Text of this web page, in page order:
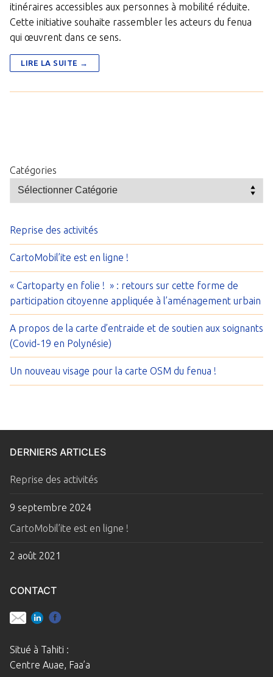
itinéraires accessibles aux personnes à mobilité réduite.
Cette initiative souhaite rassembler les acteurs du fenua
qui œuvrent dans ce sens.
LIRE LA SUITE →
Catégories
Reprise des activités
CartoMobil’ite est en ligne !
« Cartoparty en folie ! » : retours sur cette forme de
participation citoyenne appliquée à l’aménagement urbain
A propos de la carte d’entraide et de soutien aux soignants
(Covid-19 en Polynésie)
Un nouveau visage pour la carte OSM du fenua !
DERNIERS ARTICLES
Reprise des activités
9 septembre 2024
CartoMobil’ite est en ligne !
2 août 2021
CONTACT
Situé à Tahiti :
Centre Auae, Faa’a